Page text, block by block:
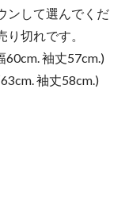
ンして選んでくだ
切れです。
袖丈57cm.)
袖丈58cm.)